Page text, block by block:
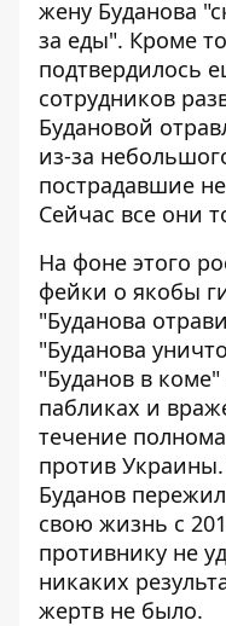
жену Буданова
за еды". Кроме
подтвердилось
сотрудников
Будановой
из-за
пострадавшие
Сейчас все они
На фоне этого
фейки о якобы
"Буданова
"Буданова
"Буданов в коме"
пабликах и
течение
против
Буданов
свою жизнь с
противнику не
никаких
жертв не было.